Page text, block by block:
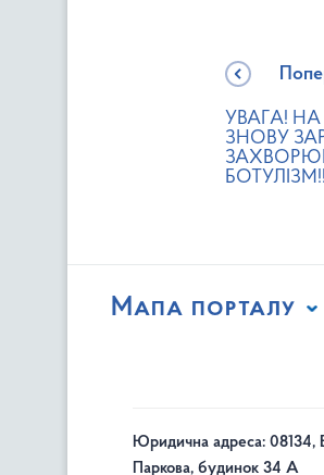
УВАГА! НА
ЗНОВУ
Мапа порталу
Юридична адреса: 08134,
Паркова, будинок 34 А